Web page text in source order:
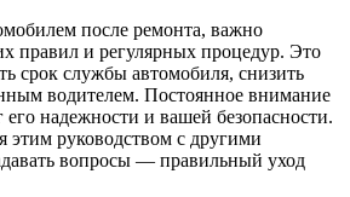
после ремонта, важно
правил и регулярных процедур. Это
срок службы автомобиля, снизить
водителем. Постоянное внимание
надежности и вашей безопасности.
этим руководством с другими
вопросы — правильный уход